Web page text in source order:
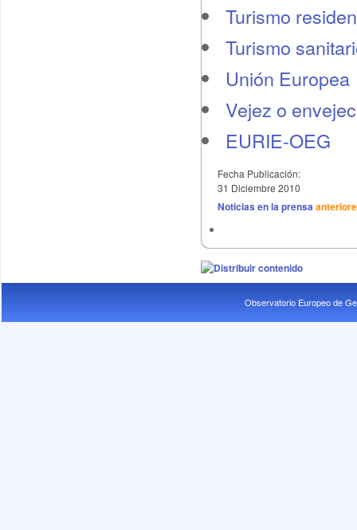
Turismo
Turismo
Unión Europea
Vejez o
EURIE-OEG
Fecha Publicación:
31 Diciembre 2010
Noticias en la prensa
Observatorio Europeo de